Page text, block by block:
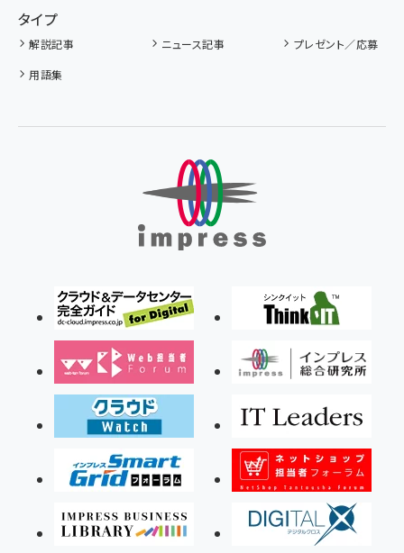
タイプ
解説記事 ニュース記事
プレゼント／応募
用語集